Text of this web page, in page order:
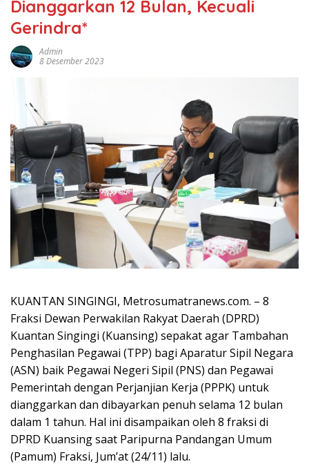
Dianggarkan 12 Bulan, Kecuali
Gerindra*
Admin
8 Desember 2023
KUANTAN SINGINGI, Metrosumatranews.com. – 8
Fraksi Dewan Perwakilan Rakyat Daerah (DPRD)
Kuantan Singingi (Kuansing) sepakat agar Tambahan
Penghasilan Pegawai (TPP) bagi Aparatur Sipil Negara
(ASN) baik Pegawai Negeri Sipil (PNS) dan Pegawai
Pemerintah dengan Perjanjian Kerja (PPPK) untuk
dianggarkan dan dibayarkan penuh selama 12 bulan
dalam 1 tahun. Hal ini disampaikan oleh 8 fraksi di
DPRD Kuansing saat Paripurna Pandangan Umum
(Pamum) Fraksi, Jum’at (24/11) lalu.